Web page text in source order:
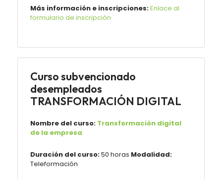
Más información e inscripciones:Enlace al
formulario de inscripción
Curso subvencionado
desempleados
TRANSFORMACIÓN DIGITAL
Nombre del curso: Transformación digital
de la empresa
Duración del curso:50 horas Modalidad:
Teleformación